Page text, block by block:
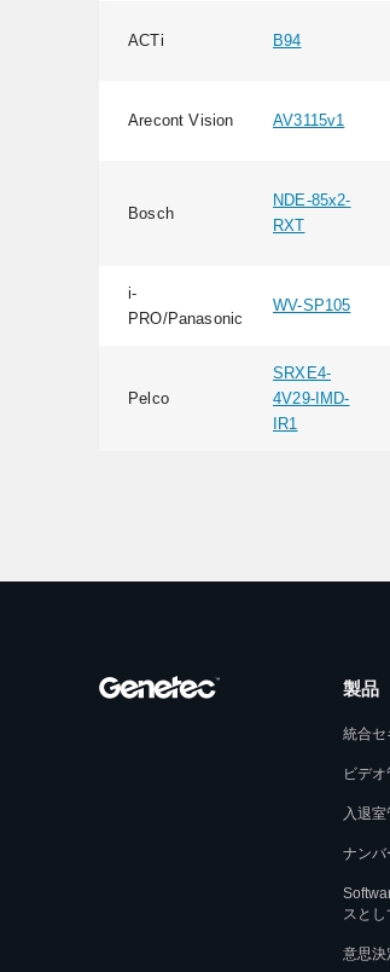
ACTi B94
Arecont Vision AV3115v1
Bosch
NDE-85x2-
RXT
i-
PRO/Panasonic
WV-SP105
Pelco
SRXE4-
4V29-IMD-
IR1
製品
統合セ
ビデオ
入退室
ナンバ
スと
意思決